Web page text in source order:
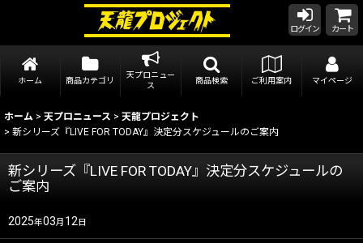
ログイン カート
ホーム 商品カテゴリ
天プロニュー
ス
商品検索 ご利用案内 マイページ
ホーム > 天プロニュース > 天龍プロジェクト
> 新シリーズ『LIVE FOR TODAY』決定分スケジュールのご案内
新シリーズ『LIVE FOR TODAY』決定分スケジュールの
ご案内
2025年03月 12日